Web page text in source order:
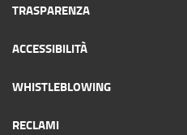
TRASPARENZA
ACCESSIBILITÀ
WHISTLEBLOWING
RECLAMI